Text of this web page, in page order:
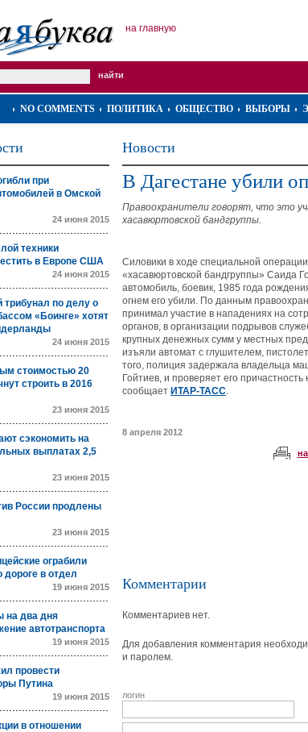
на главную
NO COMMENTS ПОЛИТИКА ОБЩЕСТВО ВЫБОРЫ
при
в Омской
24 июня 2015
техники
в Европе США
24 июня 2015
по делу о
«Боинге» хотят
24 июня 2015
стоимостью 20
строить в 2016
23 июня 2015
сэкономить на
выплатах 2,5
23 июня 2015
России продлены
23 июня 2015
ограбили
дороге в отдел
19 июня 2015
на два дня
автотранспорта
19 июня 2015
провести
Путина
19 июня 2015
в отношении
Новости
В Дагестане убили
Правоохранители говорят, что это
хасавюртовской бандгруппы.
Силовики в ходе специальной
«хасавюртовской бандгруппы» Саида
автомобиль, боевик, 1985 года
огнем его убили. По данным
принимал участие в нападениях на
органов, в организации подрывов
крупных денежных сумм у местных
изъяли автомат с глушителем,
того, полиция задержала владельца
Гойтиев, и проверяет его
сообщает ИТАР-ТАСС.
8 апреля 2012
Комментарии
Комментариев нет.
Для добавления комментария
и паролем.
логин